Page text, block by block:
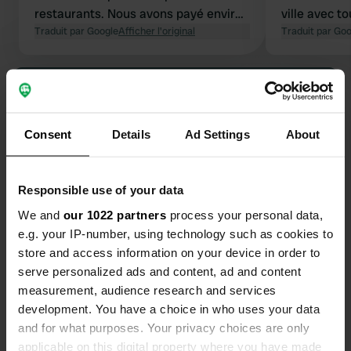
Consent Details Ad Settings About
Responsible use of your data
We and our 1022 partners process your personal data,
e.g. your IP-number, using technology such as cookies to
store and access information on your device in order to
serve personalized ads and content, ad and content
measurement, audience research and services
development. You have a choice in who uses your data
and for what purposes. Your privacy choices are only
applicable on this digital property where you have made
restaurants. Nous avons payé environ
42 € la nuit. Absolument
Traduit par GoogleAfficher l'original
ville avec
besoin
crevettes et le
conviviale
Traduit par
Es-tu déjà venu ici ?
Contact
Emplacement
Rapoća 21
51554, Nerezine, Croatie
Copie